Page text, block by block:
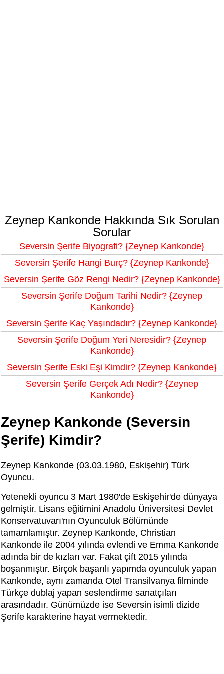
Zeynep Kankonde Hakkında Sık Sorulan
Sorular
Seversin Şerife Biyografi? {Zeynep Kankonde}
Seversin Şerife Hangi Burç? {Zeynep Kankonde}
Seversin Şerife Göz Rengi Nedir? {Zeynep Kankonde}
Seversin Şerife Doğum Tarihi Nedir? {Zeynep
Kankonde}
Seversin Şerife Kaç Yaşındadır? {Zeynep Kankonde}
Seversin Şerife Doğum Yeri Neresidir? {Zeynep
Kankonde}
Seversin Şerife Eski Eşi Kimdir? {Zeynep Kankonde}
Seversin Şerife Gerçek Adı Nedir? {Zeynep
Kankonde}
Zeynep Kankonde (Seversin
Şerife) Kimdir?
Zeynep Kankonde (03.03.1980, Eskişehir) Türk
Oyuncu.
Yetenekli oyuncu 3 Mart 1980'de Eskişehir'de dünyaya
gelmiştir. Lisans eğitimini Anadolu Üniversitesi Devlet
Konservatuvarı'nın Oyunculuk Bölümünde
tamamlamıştır. Zeynep Kankonde, Christian
Kankonde ile 2004 yılında evlendi ve Emma Kankonde
adında bir de kızları var. Fakat çift 2015 yılında
boşanmıştır. Birçok başarılı yapımda oyunculuk yapan
Kankonde, aynı zamanda Otel Transilvanya filminde
Türkçe dublaj yapan seslendirme sanatçıları
arasındadır. Günümüzde ise Seversin isimli dizide
Şerife karakterine hayat vermektedir.